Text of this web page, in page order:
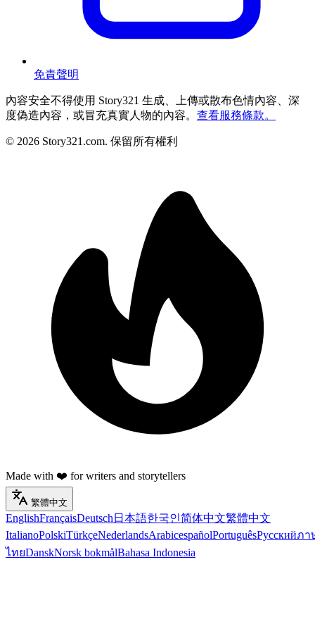
免責聲明
內容安全不得使用 Story321 生成、上傳或散布色情內容、深
度偽造內容，或冒充真實人物的內容。 查看服務條款。
© 2026 Story321.com. 保留所有權利
Made with ❤️ for writers and storytellers
繁體中文
EnglishFrançaisDeutsch 日本語한국인简体中文繁體中文
ItalianoPolskiTürkçeNederlandsArabicespañolPortuguêsРусскийภา
ไทยDanskNorsk bokmålBahasa Indonesia